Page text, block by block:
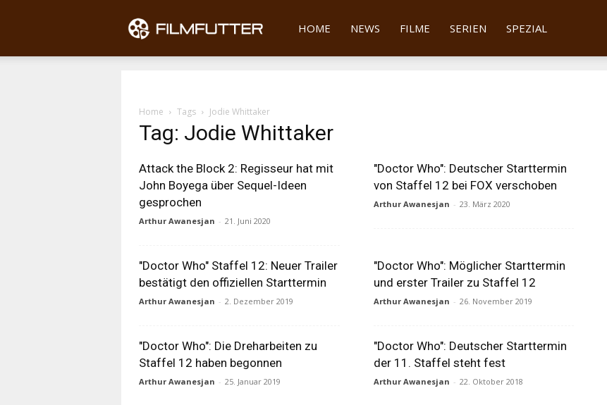
Filmfutter
HOME NEWS FILME SERIEN SPEZIAL
Home Tags Jodie Whittaker
Tag: Jodie Whittaker
Attack the Block 2: Regisseur hat mit
John Boyega über Sequel-Ideen
gesprochen
Arthur Awanesjan - 21. Juni 2020
"Doctor Who": Deutscher Starttermin
von Staffel 12 bei FOX verschoben
Arthur Awanesjan - 23. März 2020
"Doctor Who" Staffel 12: Neuer Trailer
bestätigt den offiziellen Starttermin
Arthur Awanesjan - 2. Dezember 2019
"Doctor Who": Möglicher Starttermin
und erster Trailer zu Staffel 12
Arthur Awanesjan - 26. November 2019
"Doctor Who": Die Dreharbeiten zu
Staffel 12 haben begonnen
Arthur Awanesjan - 25. Januar 2019
"Doctor Who": Deutscher Starttermin
der 11. Staffel steht fest
Arthur Awanesjan - 22. Oktober 2018